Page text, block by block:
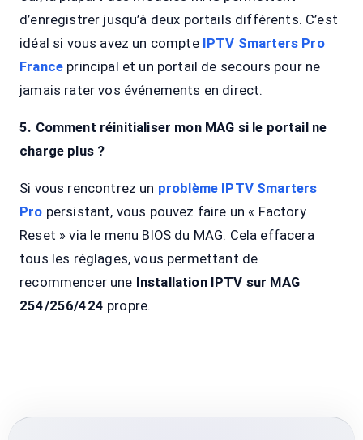
d’enregistrer jusqu’à deux portails différents. C’est
idéal si vous avez un compte IPTV Smarters Pro
France principal et un portail de secours pour ne
jamais rater vos événements en direct.
5. Comment réinitialiser mon MAG si le portail ne
charge plus ?
Si vous rencontrez un problème IPTV Smarters
Pro persistant, vous pouvez faire un « Factory
Reset » via le menu BIOS du MAG. Cela effacera
tous les réglages, vous permettant de
recommencer une Installation IPTV sur MAG
254/256/424 propre.